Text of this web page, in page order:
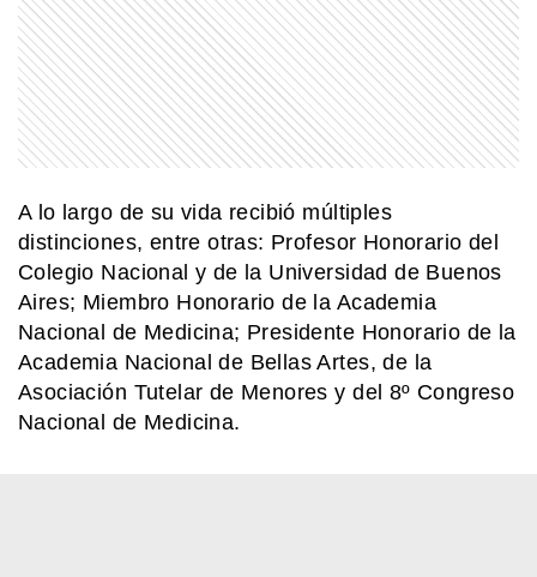
A lo largo de su vida recibió múltiples
distinciones, entre otras: Profesor Honorario del
Colegio Nacional y de la Universidad de Buenos
Aires; Miembro Honorario de la Academia
Nacional de Medicina; Presidente Honorario de la
Academia Nacional de Bellas Artes, de la
Asociación Tutelar de Menores y del 8º Congreso
Nacional de Medicina.